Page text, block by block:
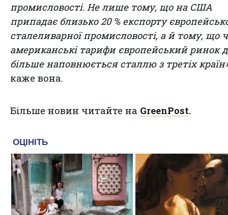
промисловості. Не лише тому, що на США
припадає близько 20 % експорту
сталеливарної промисловості, а й тому, що
американські тарифи європейський ринок
більше наповнюється сталлю з третіх
каже вона.
Більше новин читайте на GreenPost.